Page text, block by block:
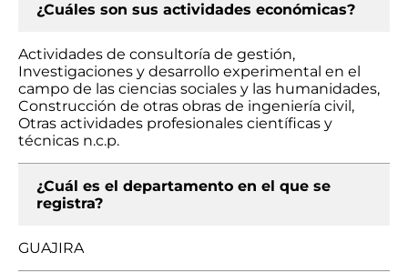
¿Cuáles son sus actividades económicas?
Actividades de consultoría de gestión,
Investigaciones y desarrollo experimental en el
campo de las ciencias sociales y las humanidades,
Construcción de otras obras de ingeniería civil,
Otras actividades profesionales científicas y
técnicas n.c.p.
¿Cuál es el departamento en el que se
registra?
GUAJIRA